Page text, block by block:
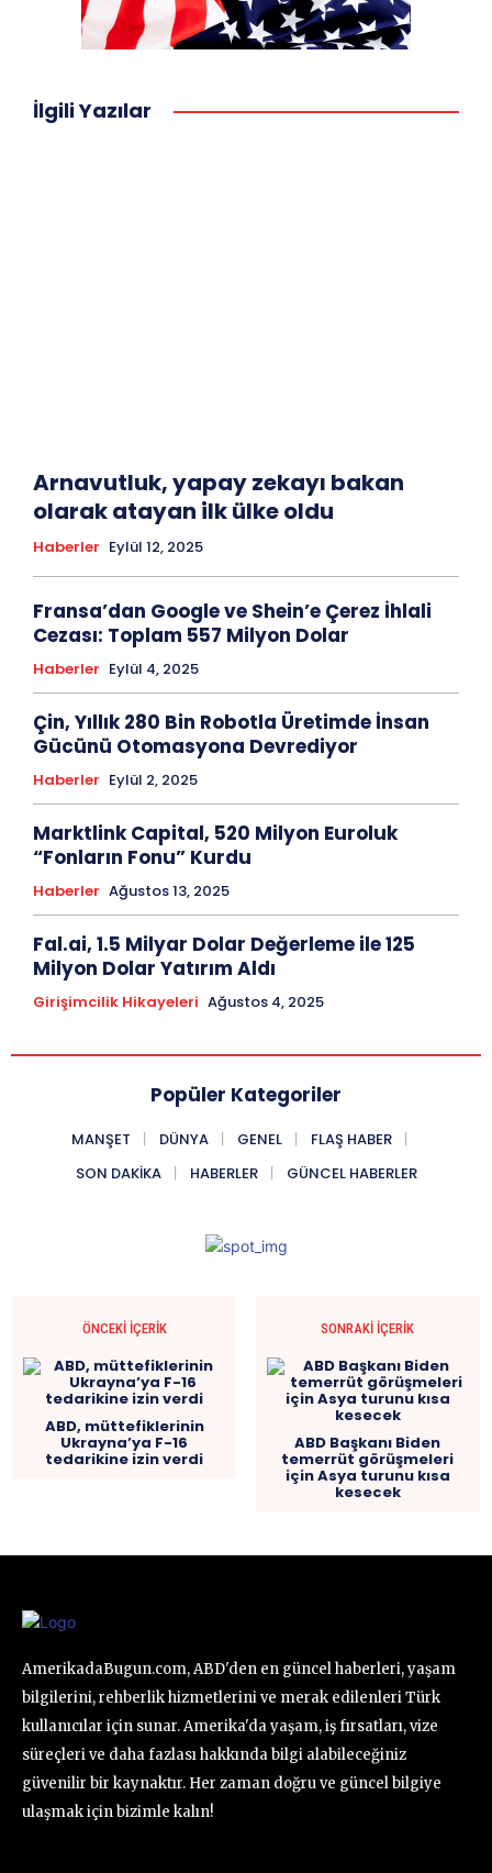
İlgili Yazılar
Arnavutluk, yapay zekayı bakan
olarak atayan ilk ülke oldu
Haberler Eylül 12, 2025
Fransa’dan Google ve Shein’e Çerez İhlali
Cezası: Toplam 557 Milyon Dolar
Haberler Eylül 4, 2025
Çin, Yıllık 280 Bin Robotla Üretimde İnsan
Gücünü Otomasyona Devrediyor
Haberler Eylül 2, 2025
Marktlink Capital, 520 Milyon Euroluk
“Fonların Fonu” Kurdu
Haberler Ağustos 13, 2025
Fal.ai, 1.5 Milyar Dolar Değerleme ile 125
Milyon Dolar Yatırım Aldı
Girişimcilik Hikayeleri Ağustos 4, 2025
Popüler Kategoriler
MANŞET DÜNYA GENEL
FLAŞ HABER
SON DAKIKA
HABERLER GÜNCEL HABERLER
ÖNCEKI İÇERIK
ABD, müttefiklerinin
Ukrayna’ya F-16
tedarikine izin verdi
SONRAKI İÇERIK
ABD Başkanı Biden
temerrüt görüşmeleri
için Asya turunu kısa
kesecek
AmerikadaBugun.com, ABD'den en güncel haberleri, yaşam
bilgilerini, rehberlik hizmetlerini ve merak edilenleri Türk
kullanıcılar için sunar. Amerika'da yaşam, iş fırsatları, vize
süreçleri ve daha fazlası hakkında bilgi alabileceğiniz
güvenilir bir kaynaktır. Her zaman doğru ve güncel bilgiye
ulaşmak için bizimle kalın!